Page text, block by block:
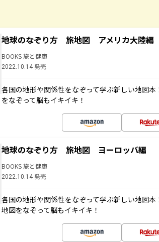
地球のなぞり方 旅地図 アメリカ大陸編
BOOKS 旅と健康
2022.10.14 発売
各国の地形や関係性をなぞって学ぶ新しい地図
をなぞって脳もイキイキ！
地球のなぞり方 旅地図 ヨーロッパ編
BOOKS 旅と健康
2022.10.14 発売
各国の地形や関係性をなぞって学ぶ新しい地図
地図をなぞって脳もイキイキ！